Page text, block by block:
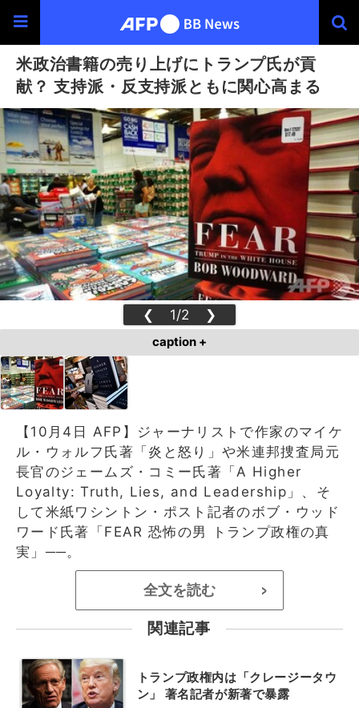
米政治書籍の売り上げにトランプ氏が貢
献？ 支持派・反支持派ともに関心高まる
❮ 1/2 ❯
caption +
【10月4日 AFP】ジャーナリストで作家のマイケ
ル・ウォルフ氏著「炎と怒り」や米連邦捜査局元
長官のジェームズ・コミー氏著「A Higher
Loyalty: Truth, Lies, and Leadership」、そ
して米紙ワシントン・ポスト記者のボブ・ウッド
ワード氏著「FEAR 恐怖の男 トランプ政権の真
実」──。
全文を読む >
関連記事
トランプ政権内は「クレージータウ
ン」 著名記者が新著で暴露